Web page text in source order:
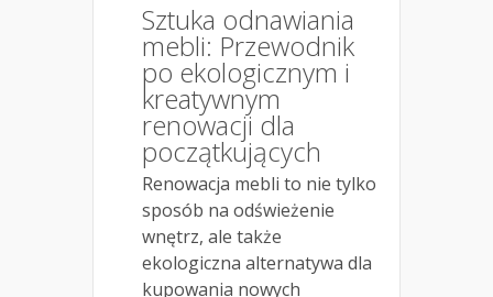
Sztuka odnawiania
mebli: Przewodnik
po ekologicznym i
kreatywnym
renowacji dla
początkujących
Renowacja mebli to nie tylko
sposób na odświeżenie
wnętrz, ale także
ekologiczna alternatywa dla
kupowania nowych